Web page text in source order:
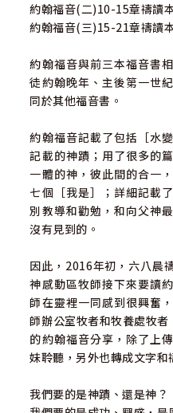
約翰福音(二)10-15章禱讀
約翰福音(三)15-21章禱讀
約翰福音與前三本福音書
徒約翰晚年、主後第一世
同於其他福音書。
約翰福音記載了包括［水
記載的神蹟；用了很多的
一體的神，彼此間的合一
七個［我是］；詳細記載
別教導和勸勉，和向父神
沒有見到的。
因此，2016年初，六八晨
神感動區牧師接下來要讀
師在靈裡一同感到很興奮
師辦公室牧者和牧養處牧
的約翰福音分享，除了上
妹聆聽，另外也轉成文字和
我們要的是神蹟、還是神？